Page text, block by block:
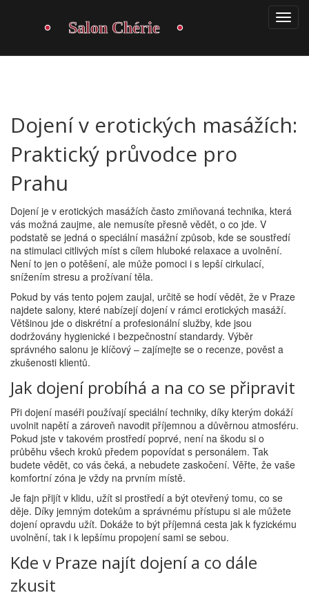
Dojení v erotických masážích:
Praktický průvodce pro
Prahu
Dojení je v erotických masážích často zmiňovaná technika, která
vás možná zaujme, ale nemusíte přesně vědět, o co jde. V
podstatě se jedná o speciální masážní způsob, kde se soustředí
na stimulaci citlivých míst s cílem hluboké relaxace a uvolnění.
Není to jen o potěšení, ale může pomoci i s lepší cirkulací,
snížením stresu a prožívaní těla.
Pokud by vás tento pojem zaujal, určitě se hodí vědět, že v Praze
najdete salony, které nabízejí dojení v rámci erotických masáží.
Většinou jde o diskrétní a profesionální služby, kde jsou
dodržovány hygienické i bezpečnostní standardy. Výběr
správného salonu je klíčový – zajímejte se o recenze, pověst a
zkušenosti klientů.
Jak dojení probíhá a na co se připravit
Při dojení maséři používají speciální techniky, díky kterým dokáží
uvolnit napětí a zároveň navodit příjemnou a důvěrnou atmosféru.
Pokud jste v takovém prostředí poprvé, není na škodu si o
průběhu všech kroků předem popovídat s personálem. Tak
budete vědět, co vás čeká, a nebudete zaskočení. Věřte, že vaše
komfortní zóna je vždy na prvním místě.
Je fajn přijít v klidu, užít si prostředí a být otevřený tomu, co se
děje. Díky jemným dotekům a správnému přístupu si ale můžete
dojení opravdu užít. Dokáže to být příjemná cesta jak k fyzickému
uvolnění, tak i k lepšímu propojení sami se sebou.
Kde v Praze najít dojení a co dále
zkusit